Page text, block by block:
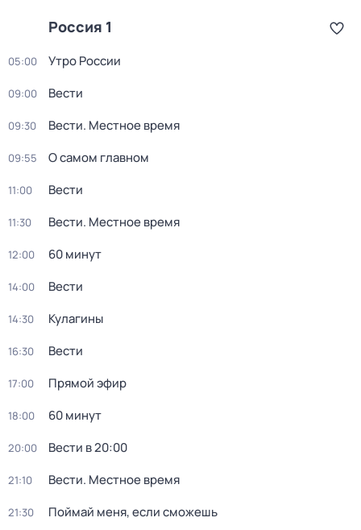
Россия 1
05:00 Утро России
09:00 Вести
09:30 Вести. Местное время
09:55 О самом главном
11:00 Вести
11:30 Вести. Местное время
12:00 60 минут
14:00 Вести
14:30 Кулагины
16:30 Вести
17:00 Прямой эфир
18:00 60 минут
20:00 Вести в 20:00
21:10 Вести. Местное время
21:30 Поймай меня, если сможешь